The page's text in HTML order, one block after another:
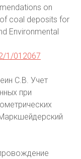
on
coal deposits for
Environmental
1/012067
С.В. Учет
при